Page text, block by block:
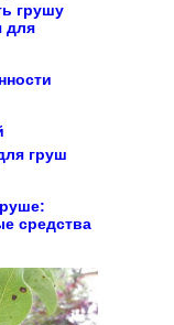
грушу
для
груш
средства